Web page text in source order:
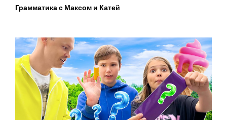
Грамматика с Максом и Катей